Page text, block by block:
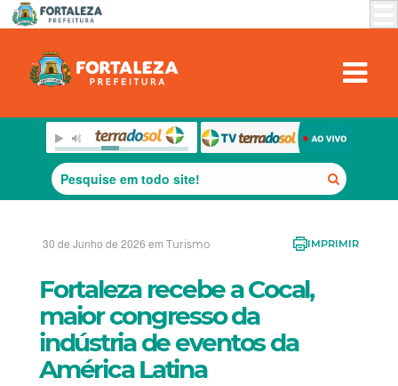
30 de Junho de 2026 em Turismo IMPRIMIR
Fortaleza recebe a Cocal,
maior congresso da
indústria de eventos da
América Latina